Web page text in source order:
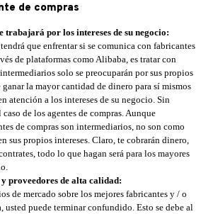
de compras
trabajará por los intereses de su negocio:
que enfrentar si se comunica con fabricantes
de plataformas como Alibaba, es tratar con
solo se preocuparán por sus propios
ganar la mayor cantidad de dinero para sí mismos
atención a los intereses de su negocio. Sin
caso de los agentes de compras. Aunque
de compras son intermediarios, no son como
sus propios intereses. Claro, te cobrarán dinero,
todo lo que hagan será para los mayores
proveedores de alta calidad:
de mercado sobre los mejores fabricantes y / o
usted puede terminar confundido. Esto se debe al